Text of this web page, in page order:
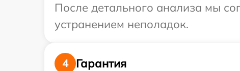
После детального анализа мы
устранением неполадок.
4
Гарантия